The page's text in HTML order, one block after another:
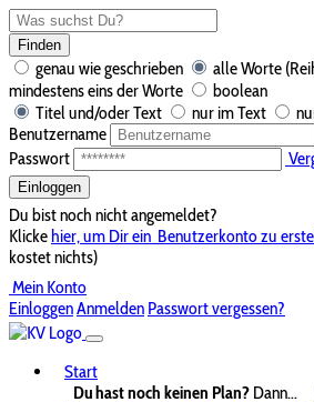
Finden
genau wie geschrieben
alle Worte
mindestens eins der Worte
boolean
Titel und/oder Text
nur im Text
Benutzername
Passwort
Einloggen
Du bist noch nicht angemeldet?
Klickehier, um Dir ein Benutzerkonto zu
kostet nichts)
Mein Konto
EinloggenAnmelden Passwort vergessen?
Start
Du hast noch keinen Plan? Dann...